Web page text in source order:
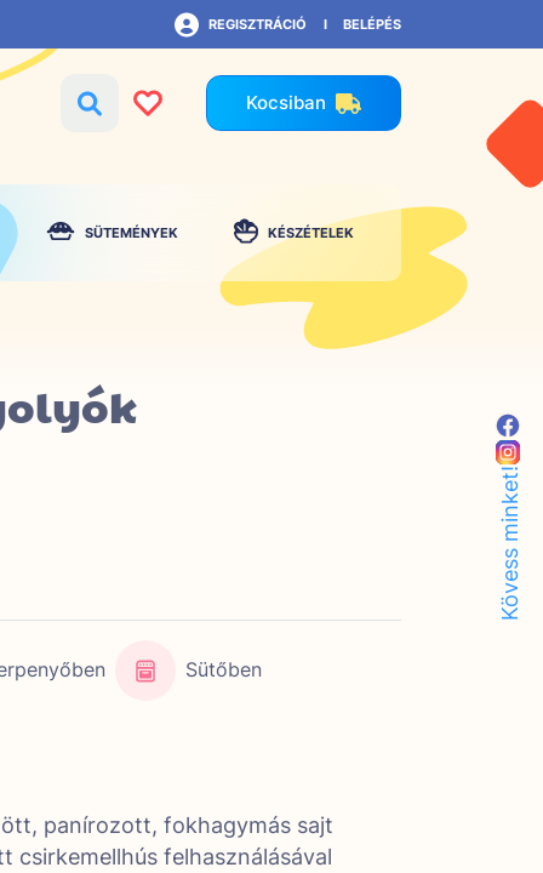
REGISZTRÁCIÓ BELÉPÉS
Kocsiban
SÜTEMÉNYEK KÉSZÉTELEK
Sütőben
panírozott, fokhagymás sajt
felhasználásával
Kövess minket!